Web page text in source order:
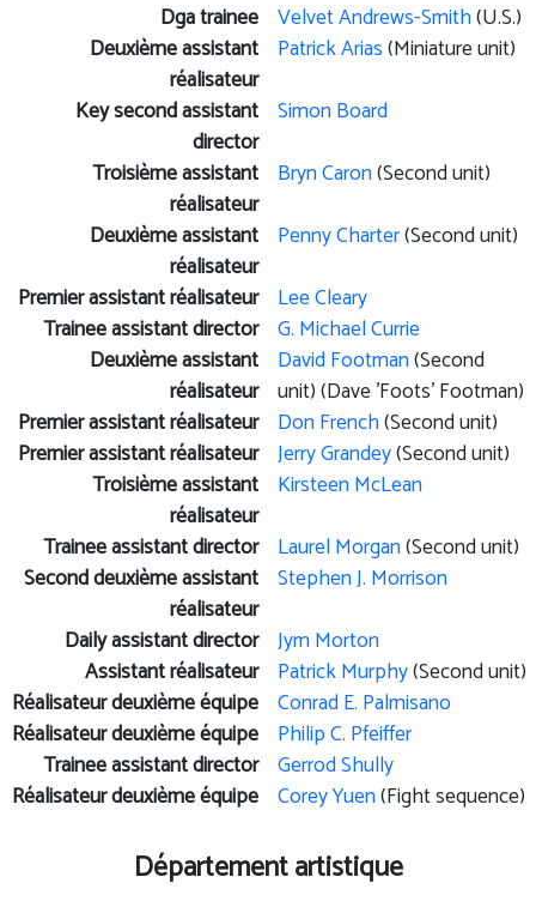
Dga trainee Velvet Andrews-Smith(U.S.)
Deuxième assistant
réalisateur
Patrick Arias(Miniature unit)
Key second assistant
director
Simon Board
Troisième assistant
réalisateur
Bryn Caron(Second unit)
Deuxième assistant
réalisateur
Penny Charter(Second unit)
Premier assistant réalisateur Lee Cleary
Trainee assistant director G. Michael Currie
Deuxième assistant
réalisateur
David Footman(Second
unit) (Dave 'Foots' Footman)
Premier assistant réalisateur Don French(Second unit)
Premier assistant réalisateur Jerry Grandey(Second unit)
Troisième assistant
réalisateur
Kirsteen McLean
Trainee assistant director Laurel Morgan(Second unit)
Second deuxième assistant
réalisateur
Stephen J. Morrison
Daily assistant director Jym Morton
Assistant réalisateur Patrick Murphy(Second unit)
Réalisateur deuxième équipe Conrad E. Palmisano
Réalisateur deuxième équipe Philip C. Pfeiffer
Trainee assistant director Gerrod Shully
Réalisateur deuxième équipe Corey Yuen(Fight sequence)
Département artistique